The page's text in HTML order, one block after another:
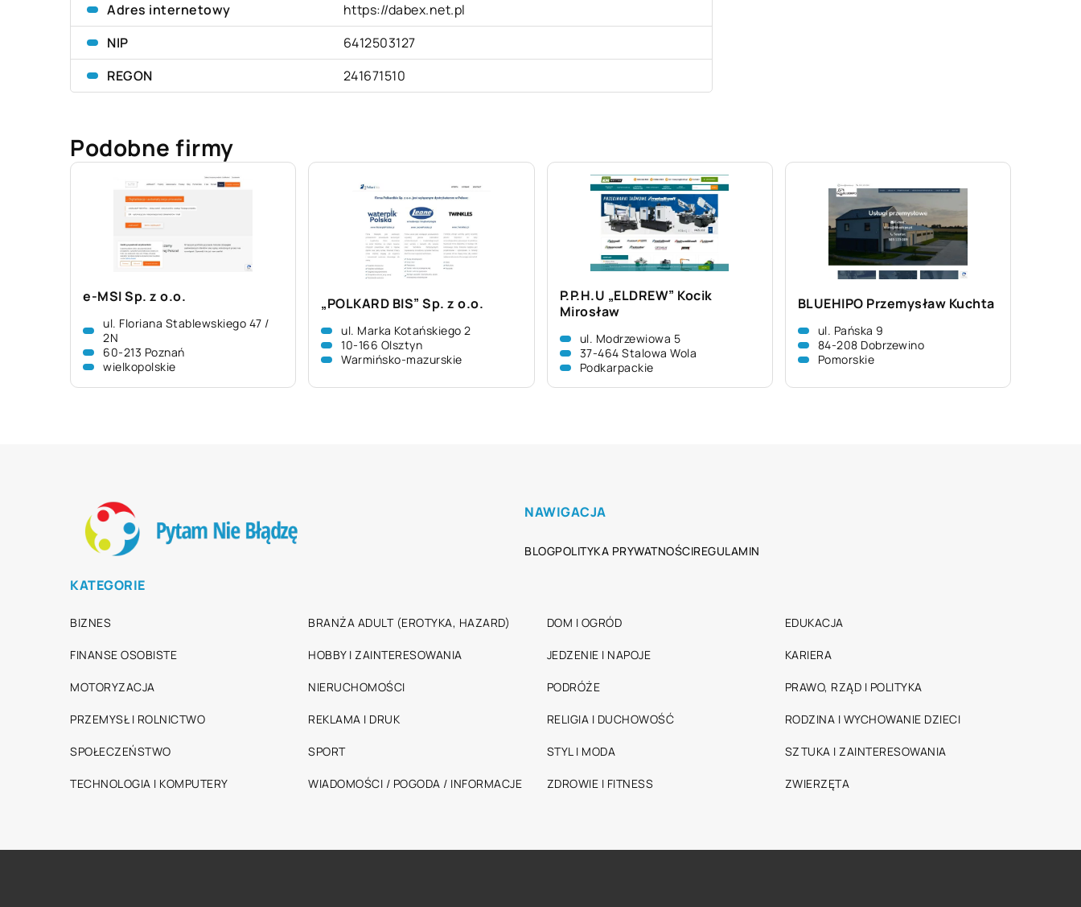
Adres internetowy
https://dabex.net.pl
NIP
6412503127
REGON
241671510
Podobne firmy
e-MSI Sp. z o.o.
ul. Floriana Stablewskiego 47 /
2N
60-213 Poznań
wielkopolskie
„POLKARD BIS” Sp. z o.o.
ul. Marka Kotańskiego 2
10-166 Olsztyn
Warmińsko-mazurskie
P.P.H.U „ELDREW” Kocik
Mirosław
ul. Modrzewiowa 5
37-464 Stalowa Wola
Podkarpackie
BLUEHIPO Przemysław Kuchta
ul. Pańska 9
84-208 Dobrzewino
Pomorskie
NAWIGACJA
BLOGPOLITYKA PRYWATNOŚCIREGULAMIN
KATEGORIE
BIZNES BRANŻA ADULT (EROTYKA, HAZARD) DOM I OGRÓD EDUKACJA
FINANSE OSOBISTE HOBBY I ZAINTERESOWANIA JEDZENIE I NAPOJE KARIERA
MOTORYZACJA NIERUCHOMOŚCI PODRÓŻE PRAWO, RZĄD I POLITYKA
PRZEMYSŁ I ROLNICTWO REKLAMA I DRUK RELIGIA I DUCHOWOŚĆ RODZINA I WYCHOWANIE DZIECI
SPOŁECZEŃSTWO SPORT STYL I MODA SZTUKA I ZAINTERESOWANIA
TECHNOLOGIA I KOMPUTERY WIADOMOŚCI / POGODA / INFORMACJE ZDROWIE I FITNESS ZWIERZĘTA